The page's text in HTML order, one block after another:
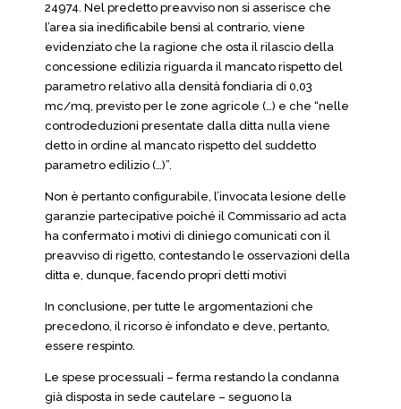
24974. Nel predetto preavviso non si asserisce che
l’area sia inedificabile bensì al contrario, viene
evidenziato che la ragione che osta il rilascio della
concessione edilizia riguarda il mancato rispetto del
parametro relativo alla densità fondiaria di 0,03
mc/mq, previsto per le zone agricole (…) e che “nelle
controdeduzioni presentate dalla ditta nulla viene
detto in ordine al mancato rispetto del suddetto
parametro edilizio (…)”.
Non è pertanto configurabile, l’invocata lesione delle
garanzie partecipative poiché il Commissario ad acta
ha confermato i motivi di diniego comunicati con il
preavviso di rigetto, contestando le osservazioni della
ditta e, dunque, facendo propri detti motivi
In conclusione, per tutte le argomentazioni che
precedono, il ricorso è infondato e deve, pertanto,
essere respinto.
Le spese processuali – ferma restando la condanna
già disposta in sede cautelare – seguono la